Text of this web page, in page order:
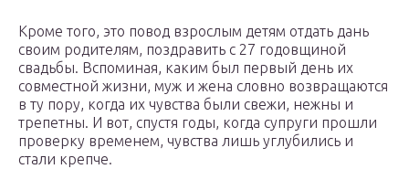
Кроме того, это повод взрослым детям отдать дань
своим родителям, поздравить с 27 годовщиной
свадьбы. Вспоминая, каким был первый день их
совместной жизни, муж и жена словно возвращаются
в ту пору, когда их чувства были свежи, нежны и
трепетны. И вот, спустя годы, когда супруги прошли
проверку временем, чувства лишь углубились и
стали крепче.